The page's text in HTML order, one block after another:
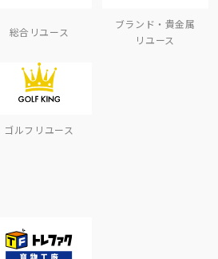
総合リユース
ブランド・貴金属
リユース
ゴルフリユース